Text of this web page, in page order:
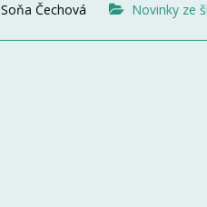
Soňa Čechová Novinky ze